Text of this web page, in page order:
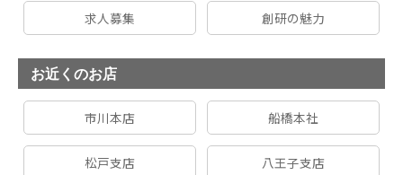
求人募集 創研の魅力
お近くのお店
市川本店 船橋本社
松戸支店 八王子支店